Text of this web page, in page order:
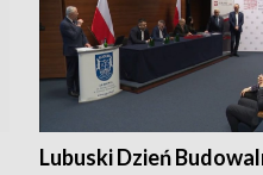
Lubuski Dzień